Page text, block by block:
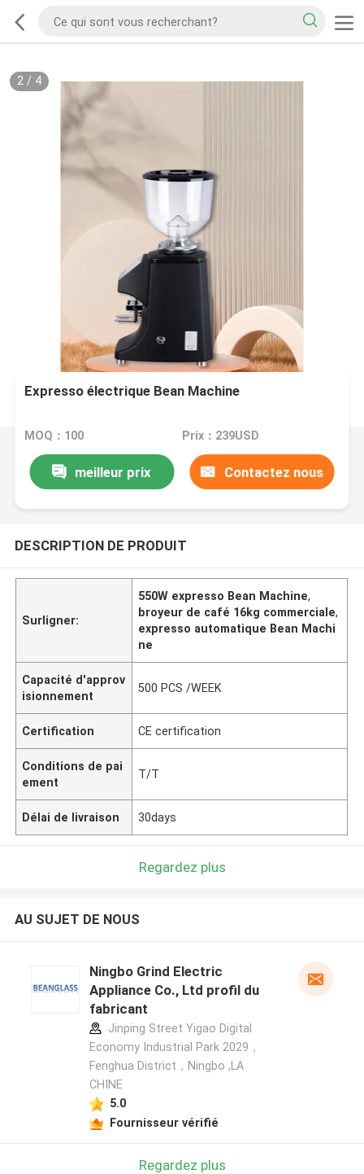
2/ 4
Expresso électrique Bean Machine
MOQ：100 Prix：239USD
meilleur prix Contactez nous
DESCRIPTION DE PRODUIT
Surligner:
550W expresso Bean Machine,
broyeur de café 16kg commerciale,
expresso automatique Bean Machi
ne
Capacité d'approv
isionnement
500 PCS /WEEK
Certification CE certification
Conditions de pai
ement
T/T
Délai de livraison 30days
Regardez plus
AU SUJET DE NOUS
Ningbo Grind Electric
Appliance Co., Ltd profil du
fabricant
Jinping Street Yigao Digital
Economy Industrial Park 2029，
Fenghua District，Ningbo ,LA
CHINE
5.0
Fournisseur vérifié
Regardez plus